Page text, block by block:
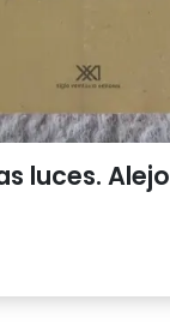
luces. Alejo